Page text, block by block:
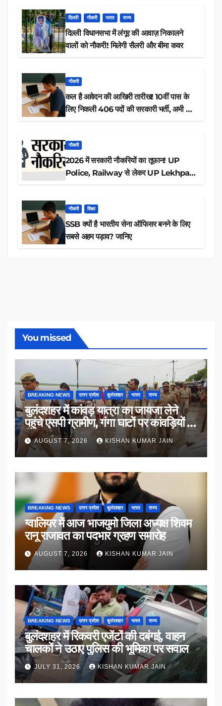
दिल्ली नौकरी भारत राज्य
दिल्ली विधानसभा में लंगूर की आवाज़ निकालने
वालों को नौकरी! मिलेगी सैलरी और बीमा कवर
नौकरी
कल है आवेदन की आखिरी तारीख! 10वीं पास के
लिए निकली 406 पदों की सरकारी भर्ती, अभी करें
नौकरी
2026 में सरकारी नौकरियों का तूफान! UP
Police, Railway से लेकर UP Lekhpal
नौकरी शिक्षा
SSB क्यों है भारतीय सेना ऑफिसर बनने के लिए
सबसे अहम पड़ाव? जानिए
You missed
BREAKING NEWS उत्तर प्रदेश बुलंदशहर भारत राज्य
बुलंदशहर में कांवड़ यात्रा का जायजा लेने
पहुंचे एसपी ग्रामीण, गंगा घाटों पर कांवड़ियों से
किया संवाद
AUGUST 7, 2026 KISHAN KUMAR JAIN
BREAKING NEWS उत्तर प्रदेश बुलंदशहर भारत राज्य
ग्वालियर में आज भाजयुमो जिला अध्यक्ष शिवम
रानू राजावत का पदभार ग्रहण समारोह
AUGUST 7, 2026 KISHAN KUMAR JAIN
BREAKING NEWS उत्तर प्रदेश बुलंदशहर भारत राज्य
बुलंदशहर में रिकवरी एजेंटों की दबंगई, वाहन
चालकों ने उठाए पुलिस की भूमिका पर सवाल
JULY 31, 2026 KISHAN KUMAR JAIN